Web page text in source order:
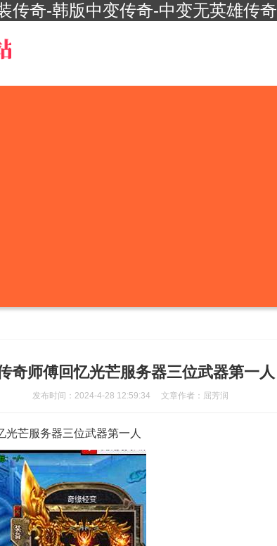
传奇-韩版中变传奇-中变无英雄传奇
奇师傅回忆光芒服务器三位武器第一人
发布时间：2024-4-28 12:59:34 文章作者：屈芳润
芒服务器三位武器第一人